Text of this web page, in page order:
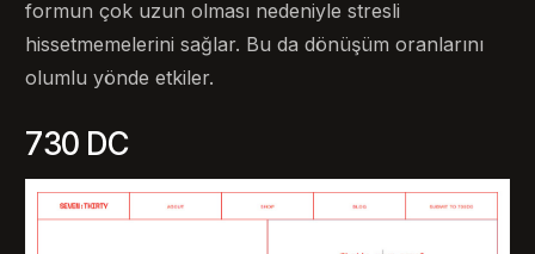
formun çok uzun olması nedeniyle stresli
hissetmemelerini sağlar. Bu da dönüşüm oranlarını
olumlu yönde etkiler.
730 DC